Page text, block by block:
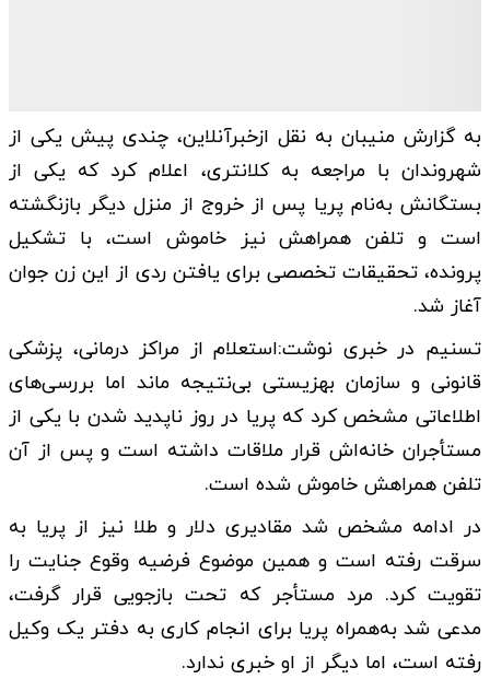
به گزارش منیبان به نقل ازخبرآنلاین، چندی پیش یکی از
شهروندان با مراجعه به کلانتری، اعلام کرد که یکی از
بستگانش به‌نام پریا پس از خروج از منزل دیگر بازنگشته
است و تلفن همراهش نیز خاموش است، با تشکیل
پرونده، تحقیقات تخصصی برای یافتن ردی از این زن جوان
آغاز شد.
تسنیم در خبری نوشت:استعلام از مراکز درمانی، پزشکی
قانونی و سازمان بهزیستی بی‌نتیجه ماند اما بررسی‌های
اطلاعاتی مشخص کرد که پریا در روز ناپدید شدن با یکی از
مستأجران خانه‌اش قرار ملاقات داشته است و پس از آن
تلفن همراهش خاموش شده است.
در ادامه مشخص شد مقادیری دلار و طلا نیز از پریا به
سرقت رفته است و همین موضوع فرضیه وقوع جنایت را
تقویت کرد. مرد مستأجر که تحت بازجویی قرار گرفت،
مدعی شد به‌همراه پریا برای انجام کاری به دفتر یک وکیل
رفته است، اما دیگر از او خبری ندارد.